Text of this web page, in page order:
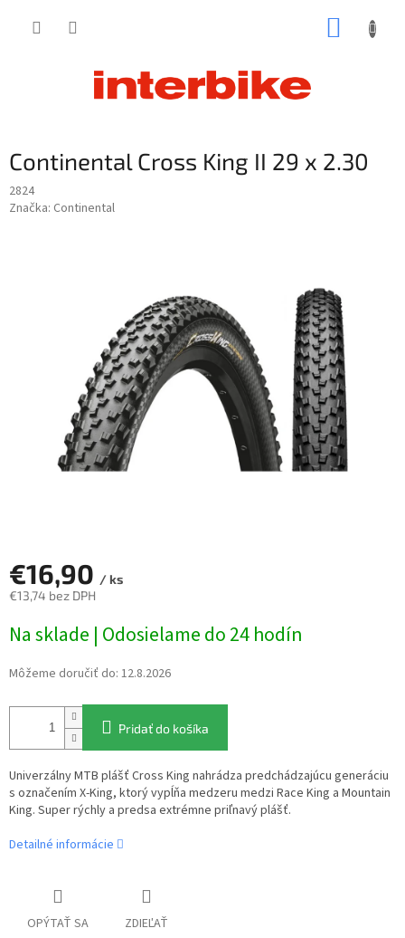
Continental Cross King II 29 x 2.30
2824
Značka: Continental
€16,90 / ks
€13,74 bez DPH
cena:
Na sklade | Odosielame do 24 hodín
Môžeme doručiť do: 12.8.2026
Pridať do košíka
Univerzálny MTB plášť Cross King nahrádza predchádzajúcu generáciu
s označením X-King, ktorý vypĺňa medzeru medzi Race King a Mountain
King. Super rýchly a predsa extrémne priľnavý plášť.
Detailné informácie
OPÝTAŤ SA ZDIEĽAŤ